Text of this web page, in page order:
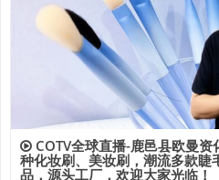
COTV全球直播-鹿邑县欧曼
种化妆刷、美妆刷，潮流多款睫
品，源头工厂，欢迎大家光临！